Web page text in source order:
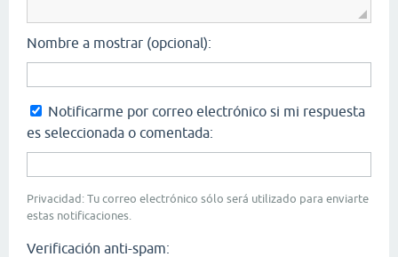
Nombre a mostrar (opcional):
Notificarme por correo electrónico si mi respuesta
es seleccionada o comentada:
Privacidad: Tu correo electrónico sólo será utilizado para enviarte
estas notificaciones.
Verificación anti-spam: